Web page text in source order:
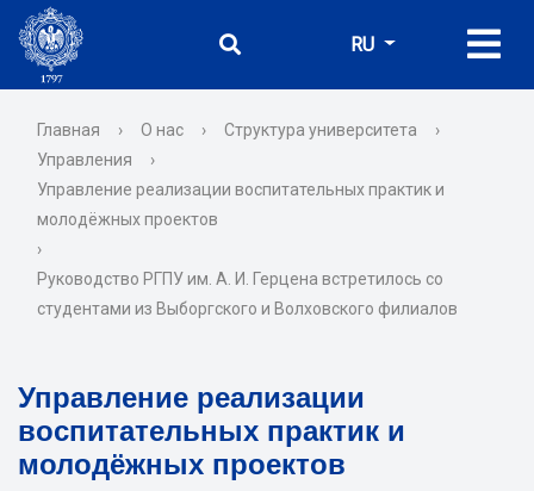
RU
Главная › О нас › Структура университета
›
Управления
›
Управление реализации воспитательных практик и
молодёжных проектов
›
Руководство РГПУ им. А. И. Герцена встретилось со
студентами из Выборгского и Волховского филиалов
Управление реализации
воспитательных практик и
молодёжных проектов